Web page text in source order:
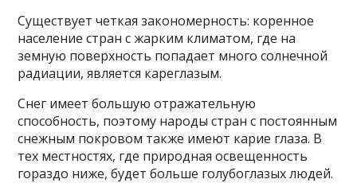
Существует четкая закономерность: коренное
население стран с жарким климатом, где на
земную поверхность попадает много солнечной
радиации, является кареглазым.
Снег имеет большую отражательную
способность, поэтому народы стран с постоянным
снежным покровом также имеют карие глаза. В
тех местностях, где природная освещенность
гораздо ниже, будет больше голубоглазых людей.